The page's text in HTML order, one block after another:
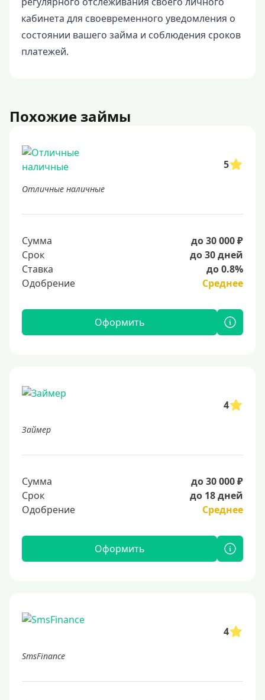
кабинета для своевременного уведомления о
состоянии вашего займа и соблюдения сроков
платежей.
Похожие займы
5
Отличные наличные
Сумма
до 30 000 ₽
Срок
до 30 дней
Ставка
до 0.8%
Одобрение
Среднее
Оформить
4
Займер
Сумма
до 30 000 ₽
Срок
до 18 дней
Одобрение
Среднее
Оформить
4
SmsFinance